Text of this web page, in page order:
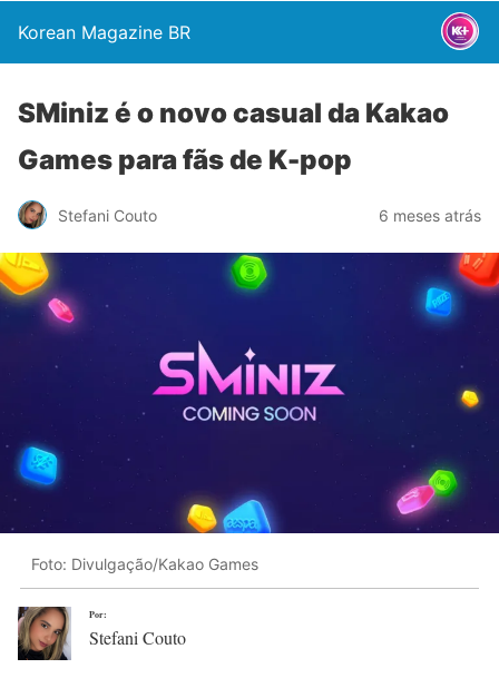
Korean Magazine BR
SMiniz é o novo casual da Kakao
Games para fãs de K-pop
Stefani Couto 6 meses atrás
Foto: Divulgação/Kakao Games
Por:
Stefani Couto